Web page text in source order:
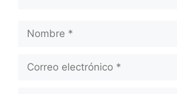
electrónico